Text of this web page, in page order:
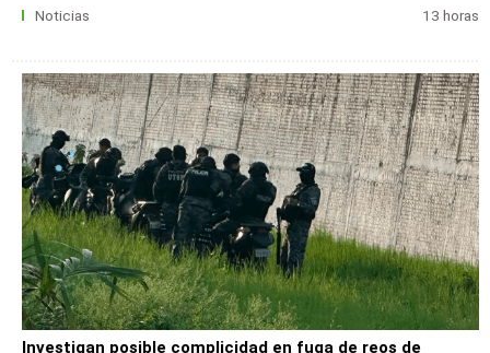
Noticias 13 horas
Investigan posible complicidad en fuga de reos de